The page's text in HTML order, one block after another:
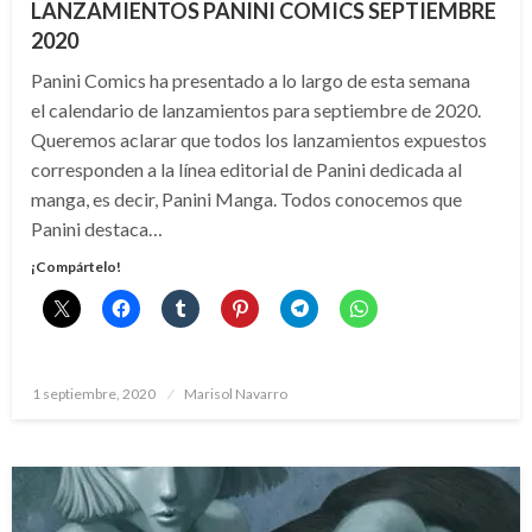
LANZAMIENTOS PANINI COMICS SEPTIEMBRE
2020
Panini Comics ha presentado a lo largo de esta semana
el calendario de lanzamientos para septiembre de 2020.
Queremos aclarar que todos los lanzamientos expuestos
corresponden a la línea editorial de Panini dedicada al
manga, es decir, Panini Manga. Todos conocemos que
Panini destaca…
¡Compártelo!
Publicado
1 septiembre, 2020 Marisol Navarro